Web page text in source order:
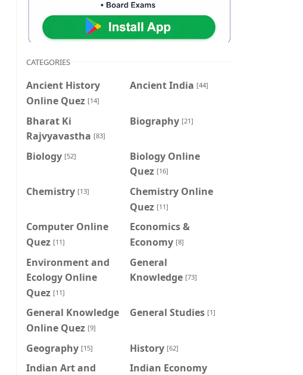
CATEGORIES
Ancient History
Online Quez [14]
Ancient India [44]
Bharat Ki
Rajvyavastha [83]
Biography [21]
Biology [52]
Biology Online
Quez [16]
Chemistry [13]
Chemistry Online
Quez [11]
Computer Online
Quez [11]
Economics &
Economy [8]
Environment and
Ecology Online
Quez [11]
General
Knowledge [73]
General Knowledge
Online Quez [9]
General Studies [1]
Geography [15] History [62]
Indian Art and
Indian Economy